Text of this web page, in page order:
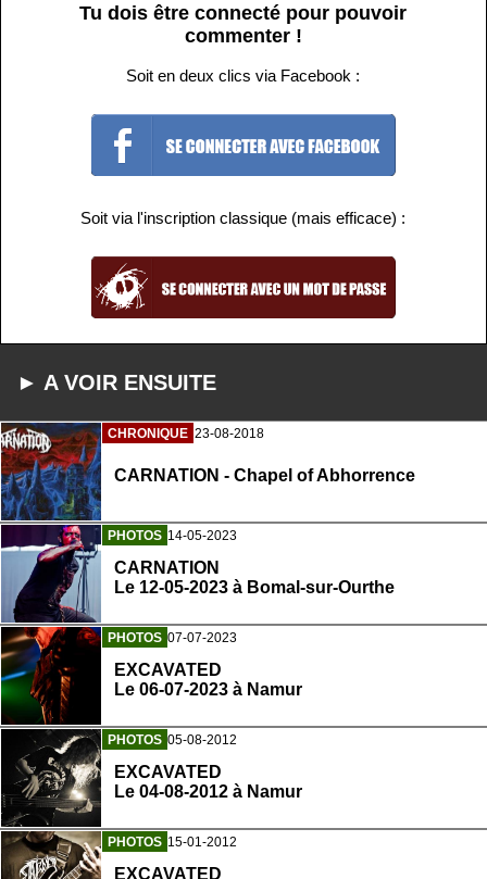
Tu dois être connecté pour pouvoir
commenter !
Soit en deux clics via Facebook :
Soit via l'inscription classique (mais efficace) :
► A VOIR ENSUITE
CHRONIQUE 23-08-2018
CARNATION - Chapel of Abhorrence
PHOTOS 14-05-2023
CARNATION
Le 12-05-2023 à Bomal-sur-Ourthe
PHOTOS 07-07-2023
EXCAVATED
Le 06-07-2023 à Namur
PHOTOS 05-08-2012
EXCAVATED
Le 04-08-2012 à Namur
PHOTOS 15-01-2012
EXCAVATED